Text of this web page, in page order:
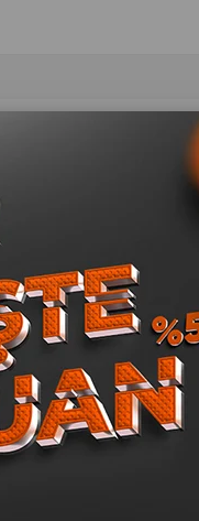
El
Restoratif El
Aletleri
Amalgam Fulvarı